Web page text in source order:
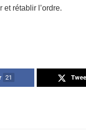
rétablir l’ordre.
21